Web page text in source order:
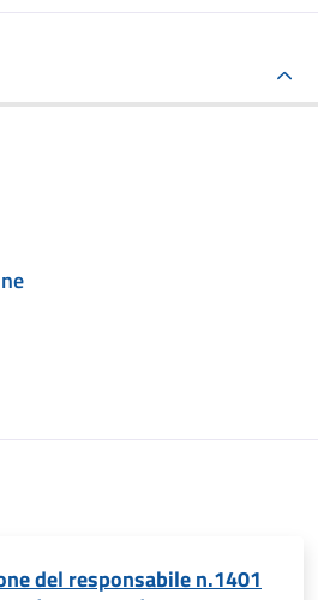
del responsabile n.1401